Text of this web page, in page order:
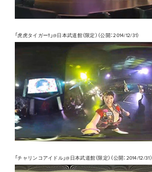
「虎虎タイガー!!」@日本武道館（限定）（公開：2014/12/31）
「チャリンコアイドル」@日本武道館（限定）（公開：2014/12/31）